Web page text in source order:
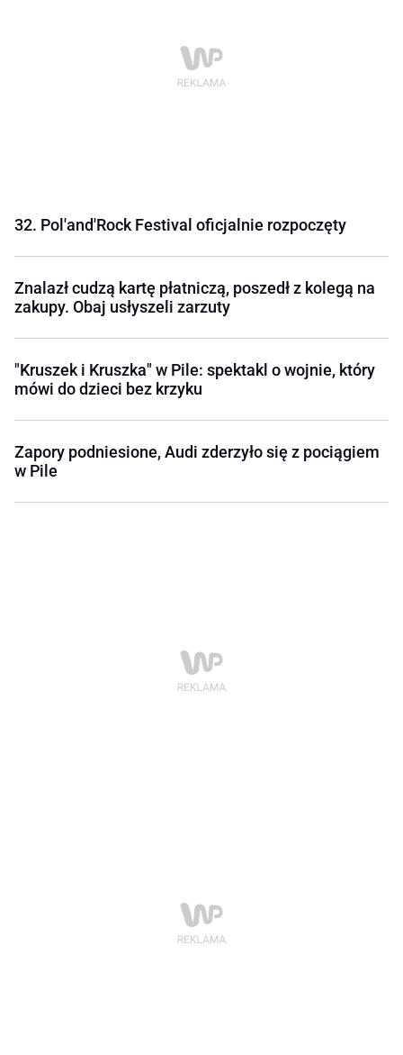
32. Pol'and'Rock Festival oficjalnie rozpoczęty
Znalazł cudzą kartę płatniczą, poszedł z kolegą na
zakupy. Obaj usłyszeli zarzuty
"Kruszek i Kruszka" w Pile: spektakl o wojnie, który
mówi do dzieci bez krzyku
Zapory podniesione, Audi zderzyło się z pociągiem
w Pile